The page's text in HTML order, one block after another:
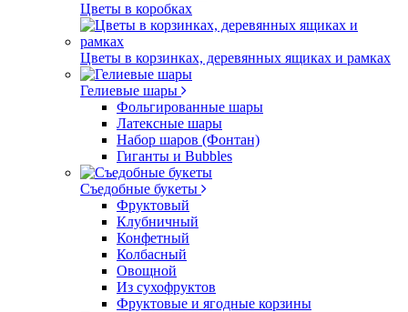
Цветы в коробках
Цветы в корзинках, деревянных ящиках и рамках
Гелиевые шары
Фольгированные шары
Латексные шары
Набор шаров (Фонтан)
Гиганты и Bubbles
Съедобные букеты
Фруктовый
Клубничный
Конфетный
Колбасный
Овощной
Из сухофруктов
Фруктовые и ягодные корзины